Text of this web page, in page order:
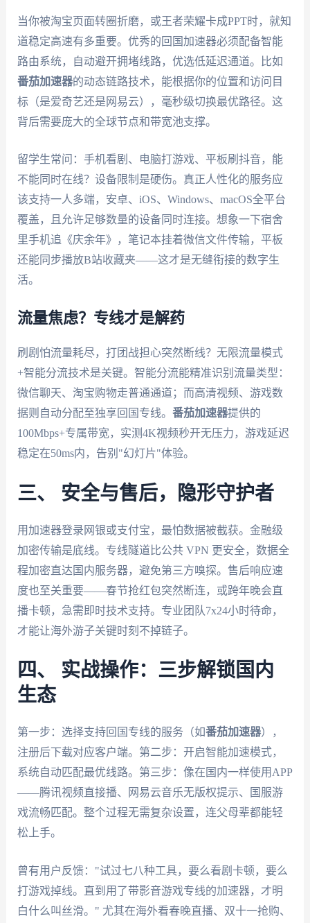
当你被淘宝页面转圈折磨，或王者荣耀卡成PPT时，就知
道稳定高速有多重要。优秀的回国加速器必须配备智能
路由系统，自动避开拥堵线路，优选低延迟通道。比如
番茄加速器的动态链路技术，能根据你的位置和访问目
标（是爱奇艺还是网易云），毫秒级切换最优路径。这
背后需要庞大的全球节点和带宽池支撑。
留学生常问：手机看剧、电脑打游戏、平板刷抖音，能
不能同时在线？设备限制是硬伤。真正人性化的服务应
该支持一人多端，安卓、iOS、Windows、macOS全平台
覆盖，且允许足够数量的设备同时连接。想象一下宿舍
里手机追《庆余年》，笔记本挂着微信文件传输，平板
还能同步播放B站收藏夹——这才是无缝衔接的数字生
活。
流量焦虑？专线才是解药
刷剧怕流量耗尽，打团战担心突然断线？无限流量模式
+智能分流技术是关键。智能分流能精准识别流量类型：
微信聊天、淘宝购物走普通通道；而高清视频、游戏数
据则自动分配至独享回国专线。 番茄加速器提供的
100Mbps+专属带宽，实测4K视频秒开无压力，游戏延迟
稳定在50ms内，告别"幻灯片"体验。
三、 安全与售后，隐形守护者
用加速器登录网银或支付宝，最怕数据被截获。金融级
加密传输是底线。专线隧道比公共 VPN 更安全，数据全
程加密直达国内服务器，避免第三方嗅探。售后响应速
度也至关重要——春节抢红包突然断连，或跨年晚会直
播卡顿，急需即时技术支持。专业团队7x24小时待命，
才能让海外游子关键时刻不掉链子。
四、 实战操作：三步解锁国内
生态
第一步：选择支持回国专线的服务（如番茄加速器），
注册后下载对应客户端。第二步：开启智能加速模式，
系统自动匹配最优线路。第三步：像在国内一样使用APP
——腾讯视频直接播、网易云音乐无版权提示、国服游
戏流畅匹配。整个过程无需复杂设置，连父母辈都能轻
松上手。
曾有用户反馈："试过七八种工具，要么看剧卡顿，要么
打游戏掉线。直到用了带影音游戏专线的加速器，才明
白什么叫丝滑。" 尤其在海外看春晚直播、双十一抢购、